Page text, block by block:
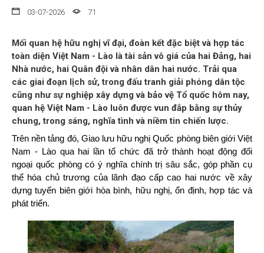
03-07-2026 71
Mối quan hệ hữu nghị vĩ đại, đoàn kết đặc biệt và hợp tác
toàn diện Việt Nam - Lào là tài sản vô giá của hai Đảng, hai
Nhà nước, hai Quân đội và nhân dân hai nước. Trải qua
các giai đoạn lịch sử, trong đấu tranh giải phóng dân tộc
cũng như sự nghiệp xây dựng và bảo vệ Tổ quốc hôm nay,
quan hệ Việt Nam - Lào luôn được vun đắp bằng sự thủy
chung, trong sáng, nghĩa tình và niềm tin chiến lược.
Trên nền tảng đó, Giao lưu hữu nghị Quốc phòng biên giới Việt
Nam - Lào qua hai lần tổ chức đã trở thành hoạt động đối
ngoại quốc phòng có ý nghĩa chính trị sâu sắc, góp phần cụ
thể hóa chủ trương của lãnh đạo cấp cao hai nước về xây
dựng tuyến biên giới hòa bình, hữu nghị, ổn định, hợp tác và
phát triển.